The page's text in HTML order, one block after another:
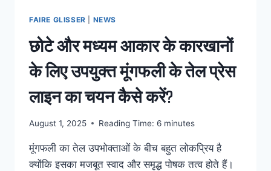
FAIRE GLISSER NEWS
छोटे और मध्यम आकार के कारखानों
के लिए उपयुक्त मूंगफली के तेल प्रेस
लाइन का चयन कैसे करें?
August 1, 2025 Reading Time: 6 minutes
मूंगफली का तेल उपभोक्ताओं के बीच बहुत लोकप्रिय है
क्योंकि इसका मजबूत स्वाद और समृद्ध पोषक तत्व होते हैं।